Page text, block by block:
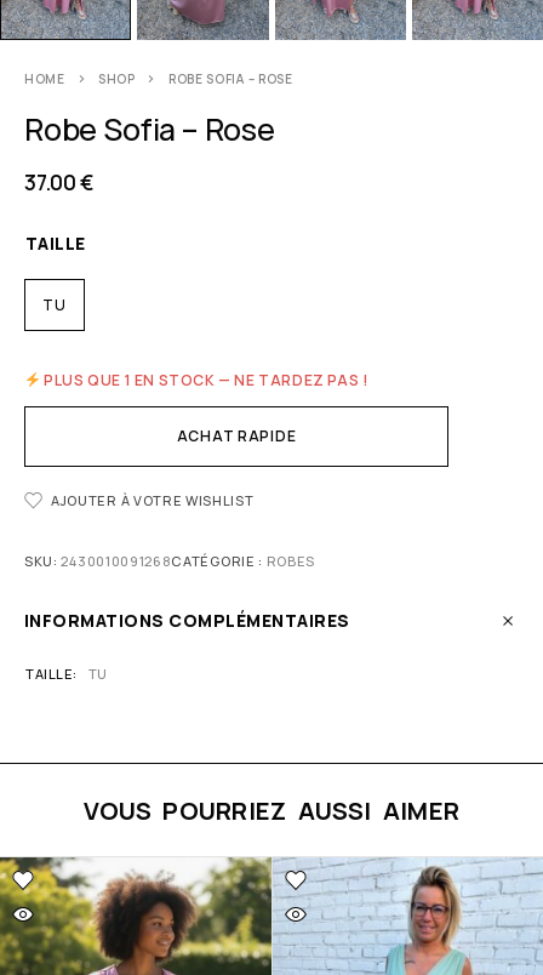
HOME SHOP ROBE SOFIA – ROSE
Robe Sofia – Rose
37.00€
TAILLE
TU
PLUS QUE 1 EN STOCK — NE TARDEZ PAS !
ACHAT RAPIDE
AJOUTER À VOTRE WISHLIST
SKU:2430010091268CATÉGORIE : ROBES
INFORMATIONS COMPLÉMENTAIRES
TAILLE TU
VOUS POURRIEZ AUSSI AIMER